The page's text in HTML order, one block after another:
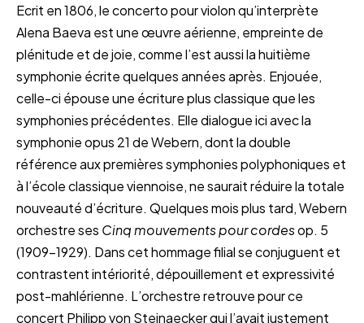
Ecrit en 1806, le concerto pour violon qu’interprète
Alena Baeva est une œuvre aérienne, empreinte de
plénitude et de joie, comme l’est aussi la huitième
symphonie écrite quelques années après. Enjouée,
celle-ci épouse une écriture plus classique que les
symphonies précédentes. Elle dialogue ici avec la
symphonie opus 21 de Webern, dont la double
référence aux premières symphonies polyphoniques et
à l’école classique viennoise, ne saurait réduire la totale
nouveauté d’écriture. Quelques mois plus tard, Webern
orchestre ses Cinq mouvements pour cordesop. 5
(1909-1929). Dans cet hommage filial se conjuguent et
contrastent intériorité, dépouillement et expressivité
post-mahlérienne. L’orchestre retrouve pour ce
concert Philipp von Steinaecker qui l’avait justement